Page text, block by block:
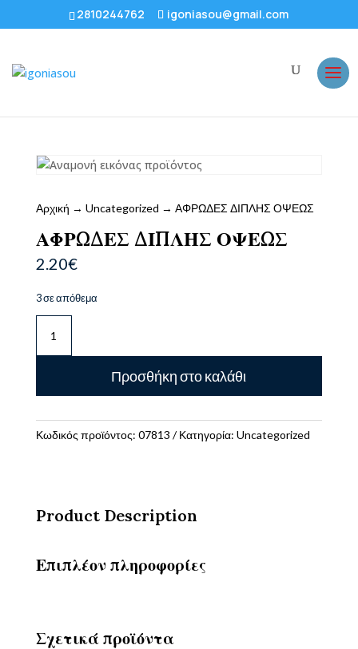
2810244762 igoniasou@gmail.com
Αρχική → Uncategorized → ΑΦΡΩΔΕΣ ΔΙΠΛΗΣ ΟΨΕΩΣ
ΑΦΡΩΔΕΣ ΔΙΠΛΗΣ ΟΨΕΩΣ
2.20€
3 σε απόθεμα
ΔΙΠΛΗΣ
ΟΨΕΩΣ
Προσθήκη στο καλάθι
Κωδικός προϊόντος: 07813 Κατηγορία: Uncategorized
Product Description
Επιπλέον πληροφορίες
Σχετικά προϊόντα